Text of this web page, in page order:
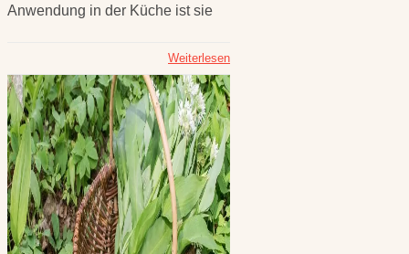
Anwendung in der Küche ist sie
Weiterlesen